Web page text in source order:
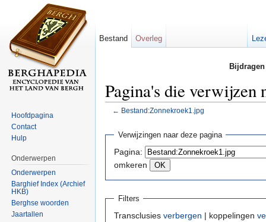
Pagina's die verwijzen
← Bestand:Zonnekroek1.jpg
Verwijzingen naar deze pagina
Pagina:
omkeren
Filters
Transclusies verbergen | koppelingen
Bestand Overleg
Hoofdpagina
Contact
Hulp
Onderwerpen
Onderwerpen
Barghief Index (Archief
HKB)
Berghse woorden
Jaartallen